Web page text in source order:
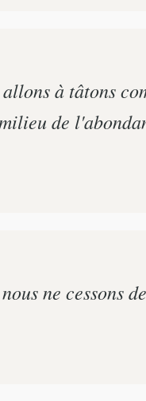
à tâtons
de
ne cessons